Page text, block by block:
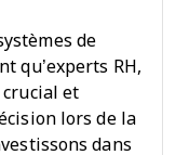
de
qu’experts RH,
crucial et
lors de la
dans